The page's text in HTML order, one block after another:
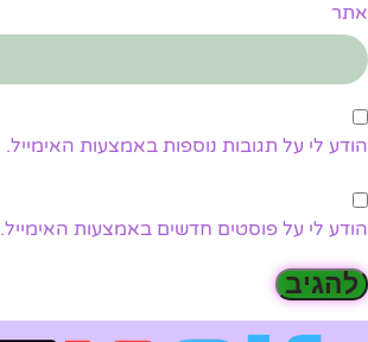
אתר
הודע לי על תגובות נוספות באמצעות האימייל.
הודע לי על פוסטים חדשים באמצעות האימייל.